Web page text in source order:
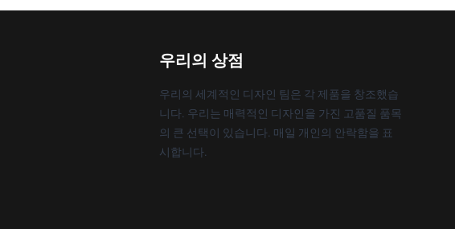
우리의 상점
우리의 세계적인 디자인 팀은 각 제품을 창조했습
니다. 우리는 매력적인 디자인을 가진 고품질 품목
의 큰 선택이 있습니다. 매일 개인의 안락함을 표
시합니다.